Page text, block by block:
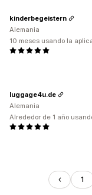
kinderbegeistern
Alemania
10 meses usando la
luggage4u.de
Alemania
Alrededor de 1 año
1